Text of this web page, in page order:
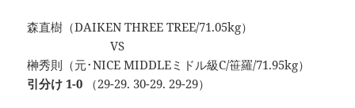
森直樹（DAIKEN THREE TREE/71.05kg）
VS
榊秀則（元･NICE MIDDLEミドル級C/笹羅/71.95kg）
引分け 1-0 （29-29. 30-29. 29-29）